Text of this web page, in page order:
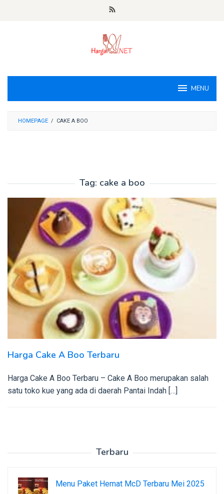
MENU
HOMEPAGE / CAKE A BOO
Tag: cake a boo
Harga Cake A Boo Terbaru
Harga Cake A Boo Terbaru – Cake A Boo merupakan salah
satu toko kue yang ada di daerah Pantai Indah […]
Terbaru
Menu Paket Hemat McD Terbaru Mei 2025